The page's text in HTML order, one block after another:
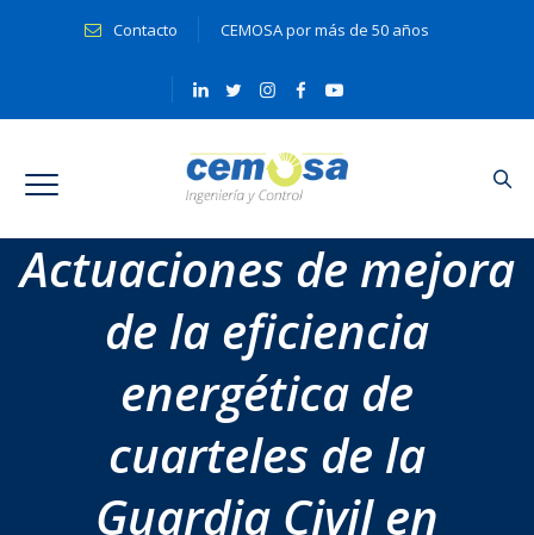
Contacto CEMOSA por más de 50 años
Actuaciones de mejora
de la eficiencia
energética de
cuarteles de la
Guardia Civil en